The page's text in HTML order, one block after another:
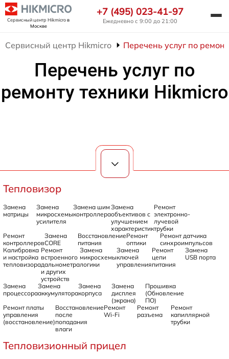
Сервисный центр Hikmicroв
Москве
+7 (495) 023-41-97
Ежедневно с 9:00 до 21:00
Сервисный центр Hikmicro Перечень услуг по
Перечень услуг по
ремонту техники Hikmicro
Тепловизор
Замена
матрицы
Замена
микросхемы
усилителя
Замена шим
контроллера
Замена
объективов с
улучшением
характеристик
Ремонт
электронно-
лучевой
трубки
Ремонт
контроллеров
Замена
CORE
Восстановление
питания
Ремонт
оптики
Ремонт датчика
синхроимпульсов
Калибровка
и настройка
тепловизора
Ремонт
встроенного
дальнометра
и других
устройств
Замена
микросхемы
логики
Замена
ключей
управления
Ремонт
цепи
питания
Замена
USB порта
Замена
процессора
Замена
аккумулятора
Замена
корпуса
Замена
дисплея
(экрана)
Прошивка
(Обновление
ПО)
Ремонт платы
управления
(восстановление)
Восстановление
после
попадания
влаги
Ремонт
Wi-Fi
Ремонт
разъема
Ремонт
капиллярной
трубки
Тепловизионный прицел